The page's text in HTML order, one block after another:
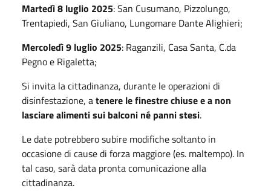
Martedì 8 luglio 2025: San Cusumano, Pizzolungo,
Trentapiedi, San Giuliano, Lungomare Dante Alighieri;
Mercoledì 9 luglio 2025: Raganzili, Casa Santa, C.da
Pegno e Rigaletta;
Si invita la cittadinanza, durante le operazioni di
disinfestazione, atenere le finestre chiuse e a non
lasciare alimenti sui balconi né panni stesi.
Le date potrebbero subire modifiche soltanto in
occasione di cause di forza maggiore (es. maltempo). In
tal caso, sarà data pronta comunicazione alla
cittadinanza.